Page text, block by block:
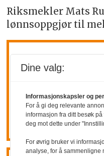
Riksmekler Mats
lønnsoppgjør til
Microsoft
Dine valg:
Informasjonskapsler og
For å gi deg relevante
informasjon fra ditt besøk
deg mot dette under
For øvrig bruker vi
analyse, for å sammenligne